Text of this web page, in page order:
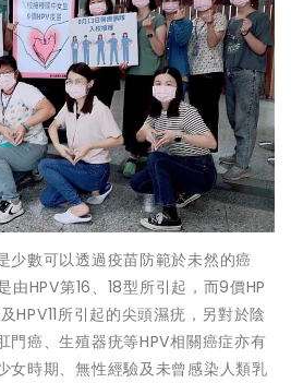
少數可以透過疫苗防範於未然的癌
由HPV第16、18型所引起，而9價HP
HPV11所引起的尖頭濕疣，另對於陰
門癌、生殖器疣等HPV相關癌症亦有
女時期、無性經驗及未曾感染人類乳